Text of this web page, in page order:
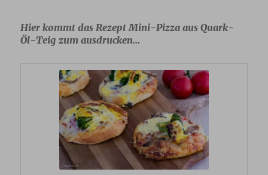
Hier kommt das Rezept Mini-Pizza aus Quark-
Öl-Teig zum ausdrucken…